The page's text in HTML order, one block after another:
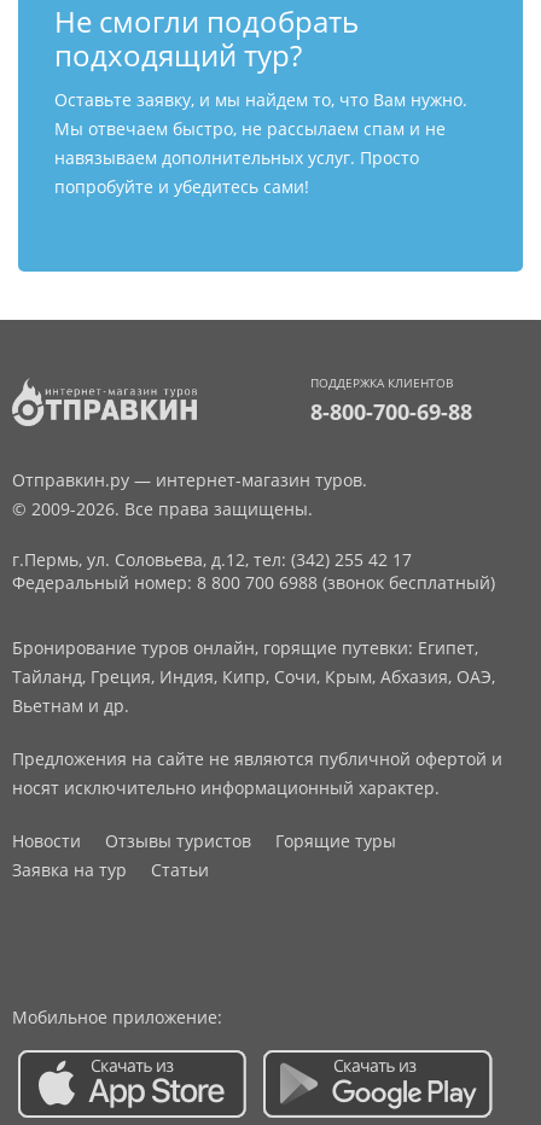
Не смогли подобрать
подходящий тур?
Оставьте заявку, и мы найдем то, что Вам нужно.
Мы отвечаем быстро, не рассылаем спам и не
навязываем дополнительных услуг. Просто
попробуйте и убедитесь сами!
ПОДДЕРЖКА КЛИЕНТОВ
8-800-700-69-88
Отправкин.ру — интернет-магазин туров.
© 2009-2026. Все права защищены.
г.Пермь, ул. Соловьева, д.12, тел: (342) 255 42 17
Федеральный номер: 8 800 700 6988 (звонок бесплатный)
Бронирование туров онлайн, горящие путевки: Египет,
Тайланд, Греция, Индия, Кипр, Сочи, Крым, Абхазия, ОАЭ,
Вьетнам и др.
Предложения на сайте не являются публичной офертой и
носят исключительно информационный характер.
Новости Отзывы туристов
Горящие туры
Заявка на тур
Статьи
Мобильное приложение: